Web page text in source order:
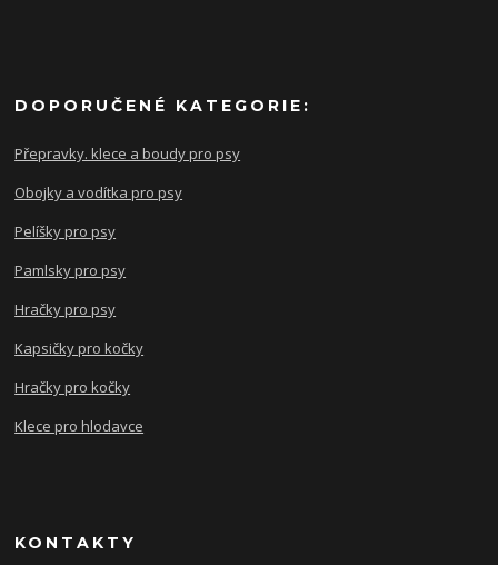
DOPORUČENÉ KATEGORIE:
Přepravky. klece a boudy pro psy
Obojky a vodítka pro psy
Pelíšky pro psy
Pamlsky pro psy
Hračky pro psy
Kapsičky pro kočky
Hračky pro kočky
Klece pro hlodavce
KONTAKTY